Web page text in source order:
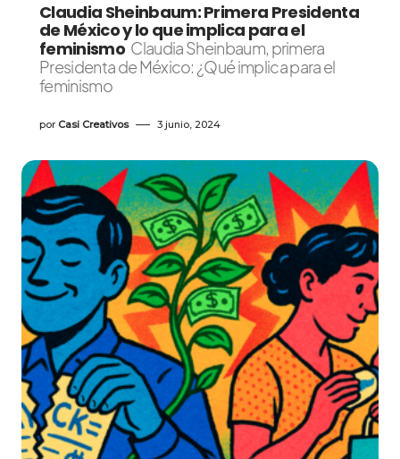
Claudia Sheinbaum: Primera Presidenta
de México y lo que implica para el
feminismo Claudia Sheinbaum, primera
Presidenta de México: ¿Qué implica para el
feminismo
por Casi Creativos 3 junio, 2024